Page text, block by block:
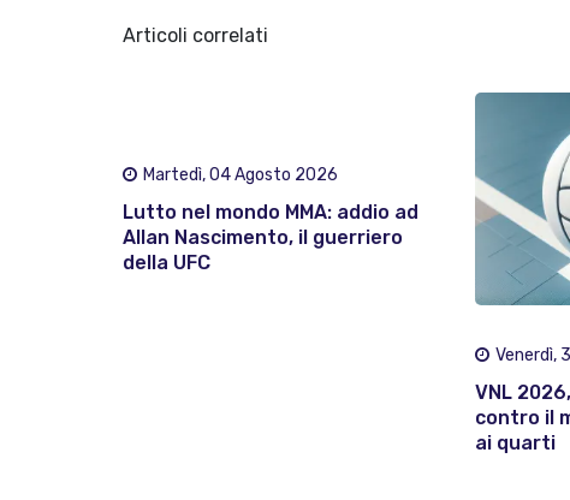
Articoli correlati
Martedì, 04 Agosto 2026
Lutto nel mondo MMA: addio ad
Allan Nascimento, il guerriero
della UFC
Venerdì,
VNL
contro il
ai quarti